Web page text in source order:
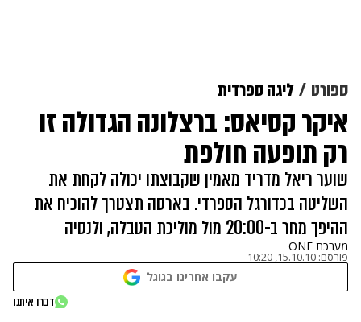
ספורט ליגה ספרדית
איקר קסיאס: ברצלונה הגדולה זו
רק תופעה חולפת
שוער ריאל מדריד מאמין שקבוצתו יכולה לקחת את
השליטה בכדורגל הספרדי. בארסה תצטרך להוכיח את
ההיפך מחר ב-20:00 מול מוליכת הטבלה, ולנסיה
מערכת ONE
פורסם: 15.10.10, 10:20
עקבו אחרינו בגוגל
דברו איתנו